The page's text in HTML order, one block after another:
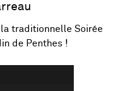
traditionnelle Soirée
de Penthes !